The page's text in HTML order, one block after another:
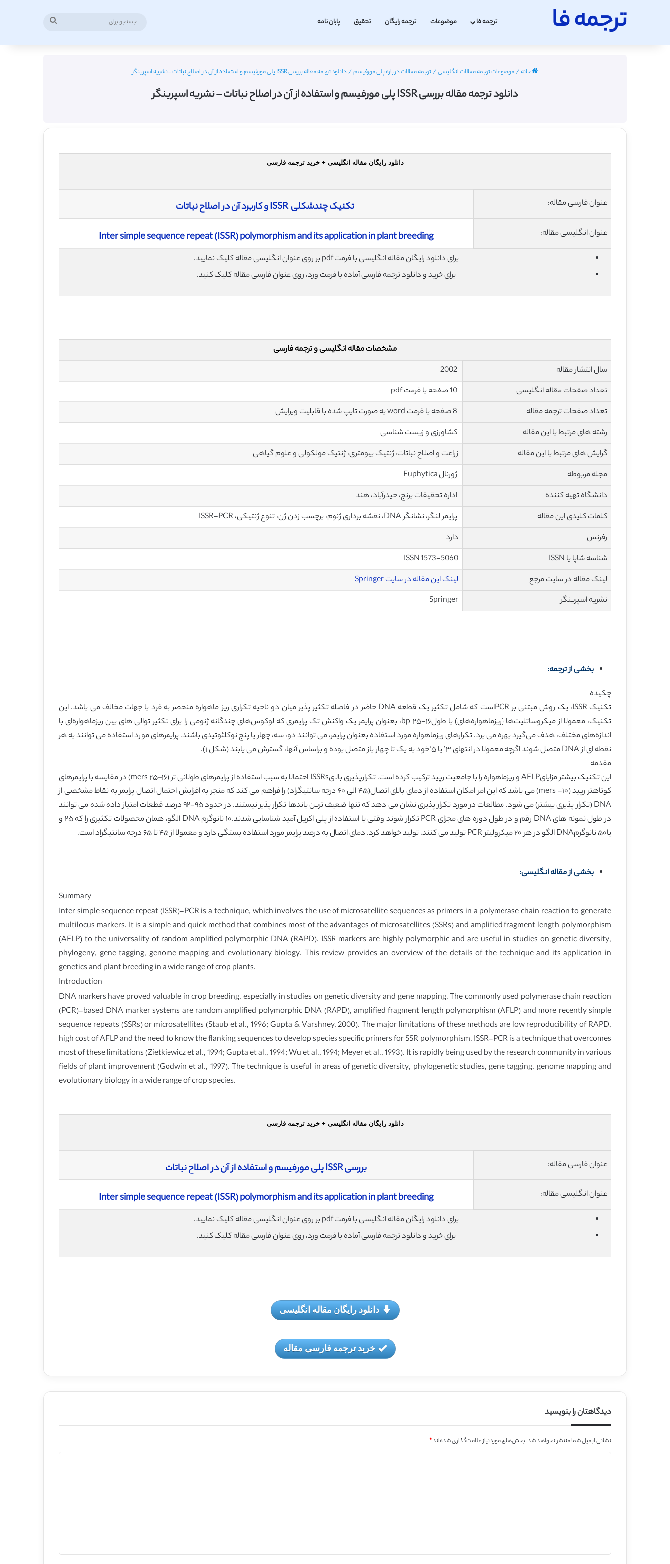
ترجمه فا ترجمه فا موضوعات ترجمه رایگان تحقیق پایان نامه
خانه/موضوعات ترجمه مقالات انگلیسی/ترجمه مقالات درباره پلی مورفیسم/ دانلود ترجمه مقاله بررسی ISSR پلی مورفیسم و استفاده از آن در اصلاح نباتات – نشریه اسپرینگر
دانلود ترجمه مقاله بررسی ISSR پلی مورفیسم و استفاده از آن در اصلاح نباتات – نشریه اسپرینگر
دانلود رایگان مقاله انگلیسی + خرید ترجمه فارسی
عنوان فارسی مقاله: تکنیک چندشکلی ISSR و کاربرد آن در اصلاح نباتات
عنوان انگلیسی مقاله: Inter simple sequence repeat (ISSR) polymorphism and its application in plant breeding
برای دانلود رایگان مقاله انگلیسی با فرمت pdf بر روی عنوان انگلیسی مقاله کلیک نمایید.
برای خرید و دانلود ترجمه فارسی آماده با فرمت ورد، روی عنوان فارسی مقاله کلیک کنید.
مشخصات مقاله انگلیسی و ترجمه فارسی
سال انتشار مقاله
تعداد صفحات مقاله انگلیسی
تعداد صفحات ترجمه مقاله
رشته های مرتبط با این مقاله
کشاورزی و زیست شناسی
گرایش های مرتبط با این مقاله
زراعت و اصلاح نباتات، ژنتیک بیومتری، ژنتیک مولکولی و علوم گیاهی
مجله مربوطه
ژورنال Euphytica
دانشگاه تهیه کننده
اداره تحقیقات برنج، حیدرآباد، هند
کلمات کلیدی این مقاله
پرایمر لنگر، نشانگر DNA، نقشه برداری ژنوم، برچسب زدن ژن، تنوع ژنتیکی، ISSR-PCR
رفرنس
دارد
شناسه شاپا یا ISSN
ISSN 1573-5060
لینک مقاله در سایت مرجع
لینک این مقاله در سایت Springer
نشریه اسپرینگر
Springer
بخشی از ترجمه:
چکیده
تکنیک ISSR، یک روش مبتنی بر PCRاست که شامل تکثیر یک قطعه DNA حاضر در فاصله تکثیر پذیر میان دو ناحیه تکراری ریز ماهواره منحصر به فرد با جهات مخالف می باشد. این
تکنیک، معمولا از میکروساتلیت‌ها (ریزماهواره‌های) با طول١۶-٢۵ bp، بعنوان پرایمر یک واکنش تک پرایمری که لوکوس‌های چندگانه ژنومی را برای تکثیر توالی های بین ریزماهواره‌ای با
اندازه‌های مختلف، هدف می‌گیرد بهره می برد. تکرارهای ریزماهواره مورد استفاده بعنوان پرایمر، می توانند دو، سه، چهار یا پنج نوکلئوتیدی باشند. پرایمرهای مورد استفاده می توانند به هر
نقطه ای از DNA متصل شوند اگرچه معمولا در انتهای ٣’ یا ۵’خود به یک تا چهار باز متصل بوده و براساس آنها، گسترش می یابند (شکل ١).
مقدمه
این تکنیک بیشتر مزایایAFLP و ریزماهواره را با جامعیت رپید ترکیب کرده است. تکرارپذیری بالایISSRs احتمالا به سبب استفاده از پرایمرهای طولانی تر (١۶–٢۵ mers) در مقایسه با پرایمرهای
کوتاهتر رپید (١٠- mers) می باشد که این امر امکان استفاده از دمای بالای اتصال(۴۵ الی ۶٠ درجه سانتیگراد) را فراهم می کند که منجر به افزایش احتمال اتصال پرایمر به نقاط مشخصی از
DNA (تکرار پذیری بیشتر) می شود. مطالعات در مورد تکرار پذیری نشان می دهد که تنها ضعیف ترین باندها تکرار پذیر نیستند. در حدود ٩۵-٩٢ درصد قطعات امتیاز داده شده می توانند
در طول نمونه های DNA رقم و در طول دوره های مجزای PCR تکرار شوند وقتی با استفاده از پلی اکریل آمید شناسایی شدند.١٠ نانوگرم DNA الگو، همان محصولات تکثیری را که ٢۵ و
یا۵٠ نانوگرمDNA الگو در هر ٢٠ میکرولیتر PCR تولید می کنند، تولید خواهد کرد. دمای اتصال به درصد پرایمر مورد استفاده بستگی دارد و معمولا از ۴۵ تا ۶۵ درجه سانتیگراد است.
بخشی از مقاله انگلیسی:
Summary
Inter simple sequence repeat (ISSR)-PCR is a technique, which involves the use of microsatellite sequences as primers in a polymerase chain reaction to generate
multilocus markers. It is a simple and quick method that combines most of the advantages of microsatellites (SSRs) and amplified fragment length polymorphism
(AFLP) to the universality of random amplified polymorphic DNA (RAPD). ISSR markers are highly polymorphic and are useful in studies on genetic diversity,
phylogeny, gene tagging, genome mapping and evolutionary biology. This review provides an overview of the details of the technique and its application in
genetics and plant breeding in a wide range of crop plants.
Introduction
DNA markers have proved valuable in crop breeding, especially in studies on genetic diversity and gene mapping. The commonly used polymerase chain reaction
(PCR)-based DNA marker systems are random amplified polymorphic DNA (RAPD), amplified fragment length polymorphism (AFLP) and more recently simple
sequence repeats (SSRs) or microsatellites (Staub et al., 1996; Gupta & Varshney, 2000). The major limitations of these methods are low reproducibility of RAPD,
high cost of AFLP and the need to know the flanking sequences to develop species specific primers for SSR polymorphism. ISSR-PCR is a technique that overcomes
most of these limitations (Zietkiewicz et al., 1994; Gupta et al., 1994; Wu et al., 1994; Meyer et al., 1993). It is rapidly being used by the research community in various
fields of plant improvement (Godwin et al., 1997). The technique is useful in areas of genetic diversity, phylogenetic studies, gene tagging, genome mapping and
evolutionary biology in a wide range of crop species.
دانلود رایگان مقاله انگلیسی + خرید ترجمه فارسی
عنوان فارسی مقاله: بررسی ISSR پلی مورفیسم و استفاده از آن در اصلاح نباتات
عنوان انگلیسی مقاله: Inter simple sequence repeat (ISSR) polymorphism and its application in plant breeding
برای دانلود رایگان مقاله انگلیسی با فرمت pdf بر روی عنوان انگلیسی مقاله کلیک نمایید.
برای خرید و دانلود ترجمه فارسی آماده با فرمت ورد، روی عنوان فارسی مقاله کلیک کنید.
دانلود رایگان مقاله انگلیسی
خرید ترجمه فارسی مقاله
دیدگاهتان را بنویسید
نشانی ایمیل شما منتشر نخواهد شد.بخش‌های موردنیاز علامت‌گذاری شده‌اند*